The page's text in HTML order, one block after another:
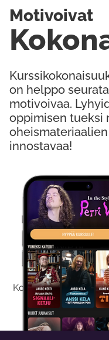
Kokeilemalla
on helppo
motivoivaa.
oppimisen tueksi
innostavaa!
Motivoivat